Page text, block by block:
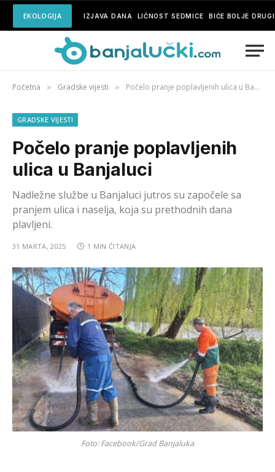
EKOLOGIJA IZJAVA DANA LIČNOST SEDMICE BIĆE BOLJE
Početna » Gradske vijesti » Počelo pranje poplavljenih ulica u Banjaluci
GRADSKE VIJESTI
Počelo pranje poplavljenih
ulica u Banjaluci
Nadležne službe u Banjaluci jutros su započele sa
pranjem ulica i naselja, koja su prethodnih dana
plavljeni.
31 MARTA, 2025 1 MIN ČITANJA
Foto: Facebook/Grad Banjaluka